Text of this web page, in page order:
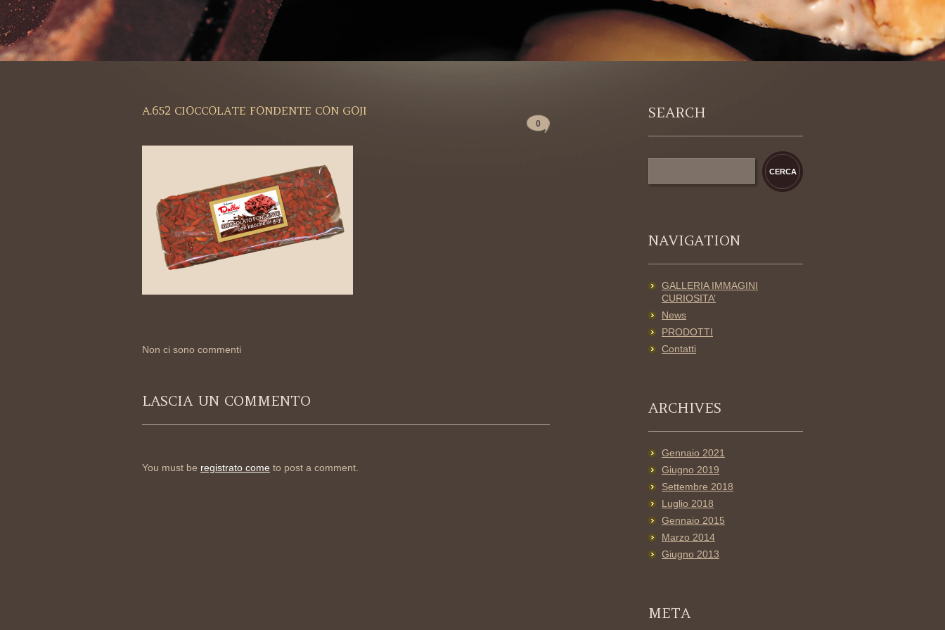
0
A.652 CIOCCOLATE FONDENTE CON GOJI
Non ci sono commenti
LASCIA UN COMMENTO
You must be registrato come to post a comment.
SEARCH
NAVIGATION
GALLERIA IMMAGINI
CURIOSITA’
News
PRODOTTI
Contatti
ARCHIVES
Gennaio 2021
Giugno 2019
Settembre 2018
Luglio 2018
Gennaio 2015
Marzo 2014
Giugno 2013
META